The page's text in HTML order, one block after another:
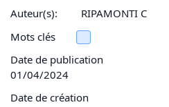
Auteur(s):
RIPAMONTI C
Mots clés
Date de publication
01/04/2024
Date de création